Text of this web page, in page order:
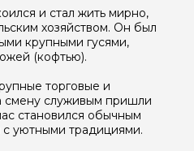
и стал жить мирно,
хозяйством. Он был
крупными гусями,
(кофтью).
торговые и
смену служивым пришли
становился обычным
уютными традициями.